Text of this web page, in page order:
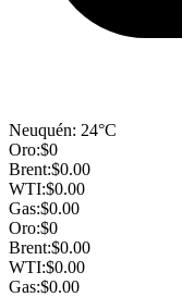
Neuquén: 24°C
Oro:$0
Brent:$0.00
WTI:$0.00
Gas:$0.00
Oro:$0
Brent:$0.00
WTI:$0.00
Gas:$0.00